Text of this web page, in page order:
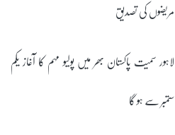
مریضوں کی تصدیق
لاہور سمیت پاکستان بھر میں پولیو مہم کا آغاز یکم
ستمبر سے ہو گا